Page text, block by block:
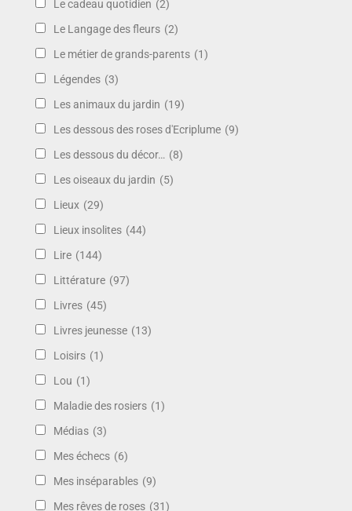
Le cadeau quotidien (2)
Le Langage des fleurs (2)
Le métier de grands-parents (1)
Légendes (3)
Les animaux du jardin (19)
Les dessous des roses d'Ecriplume (9)
Les dessous du décor… (8)
Les oiseaux du jardin (5)
Lieux (29)
Lieux insolites (44)
Lire (144)
Littérature (97)
Livres (45)
Livres jeunesse (13)
Loisirs (1)
Lou (1)
Maladie des rosiers (1)
Médias (3)
Mes échecs (6)
Mes inséparables (9)
Mes rêves de roses (31)